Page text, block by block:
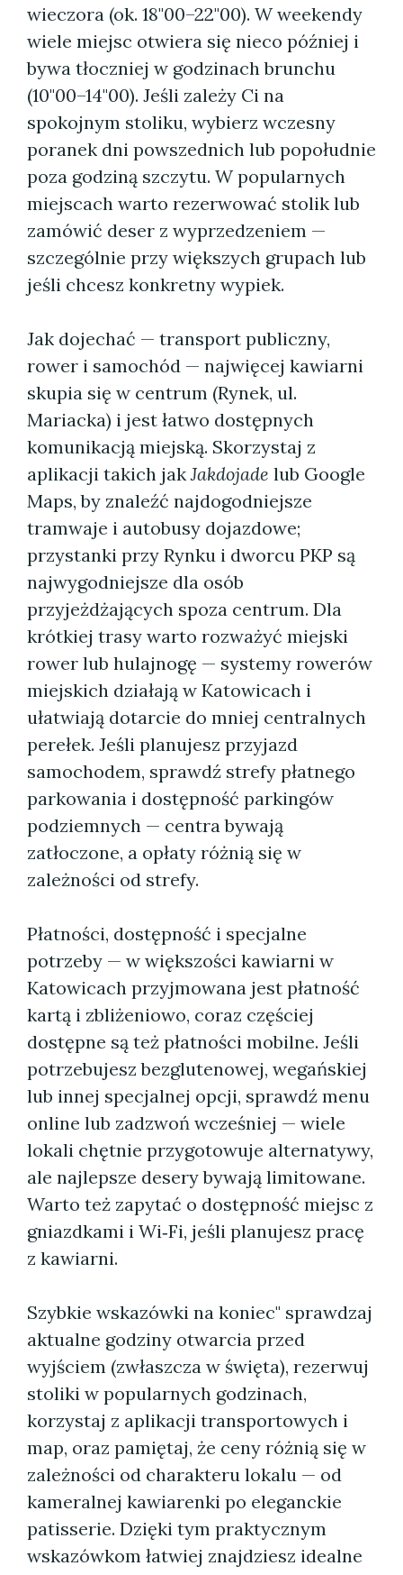
wieczora (ok. 18"00–22"00). W weekendy
wiele miejsc otwiera się nieco później i
bywa tłoczniej w godzinach brunchu
(10"00–14"00). Jeśli zależy Ci na
spokojnym stoliku, wybierz wczesny
poranek dni powszednich lub popołudnie
poza godziną szczytu. W popularnych
miejscach warto rezerwować stolik lub
zamówić deser z wyprzedzeniem —
szczególnie przy większych grupach lub
jeśli chcesz konkretny wypiek.
Jak dojechać — transport publiczny,
rower i samochód — najwięcej kawiarni
skupia się w centrum (Rynek, ul.
Mariacka) i jest łatwo dostępnych
komunikacją miejską. Skorzystaj z
aplikacji takich jakJakdojade lub Google
Maps, by znaleźć najdogodniejsze
tramwaje i autobusy dojazdowe;
przystanki przy Rynku i dworcu PKP są
najwygodniejsze dla osób
przyjeżdżających spoza centrum. Dla
krótkiej trasy warto rozważyć miejski
rower lub hulajnogę — systemy rowerów
miejskich działają w Katowicach i
ułatwiają dotarcie do mniej centralnych
perełek. Jeśli planujesz przyjazd
samochodem, sprawdź strefy płatnego
parkowania i dostępność parkingów
podziemnych — centra bywają
zatłoczone, a opłaty różnią się w
zależności od strefy.
Płatności, dostępność i specjalne
potrzeby — w większości kawiarni w
Katowicach przyjmowana jest płatność
kartą i zbliżeniowo, coraz częściej
dostępne są też płatności mobilne. Jeśli
potrzebujesz bezglutenowej, wegańskiej
lub innej specjalnej opcji, sprawdź menu
online lub zadzwoń wcześniej — wiele
lokali chętnie przygotowuje alternatywy,
ale najlepsze desery bywają limitowane.
Warto też zapytać o dostępność miejsc z
gniazdkami i Wi‑Fi, jeśli planujesz pracę
z kawiarni.
Szybkie wskazówki na koniec" sprawdzaj
aktualne godziny otwarcia przed
wyjściem (zwłaszcza w święta), rezerwuj
stoliki w popularnych godzinach,
korzystaj z aplikacji transportowych i
map, oraz pamiętaj, że ceny różnią się w
zależności od charakteru lokalu — od
kameralnej kawiarenki po eleganckie
patisserie. Dzięki tym praktycznym
wskazówkom łatwiej znajdziesz idealne